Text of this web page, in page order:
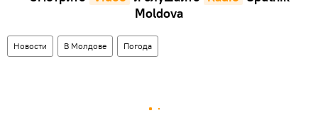
Moldova
Новости В Молдове Погода